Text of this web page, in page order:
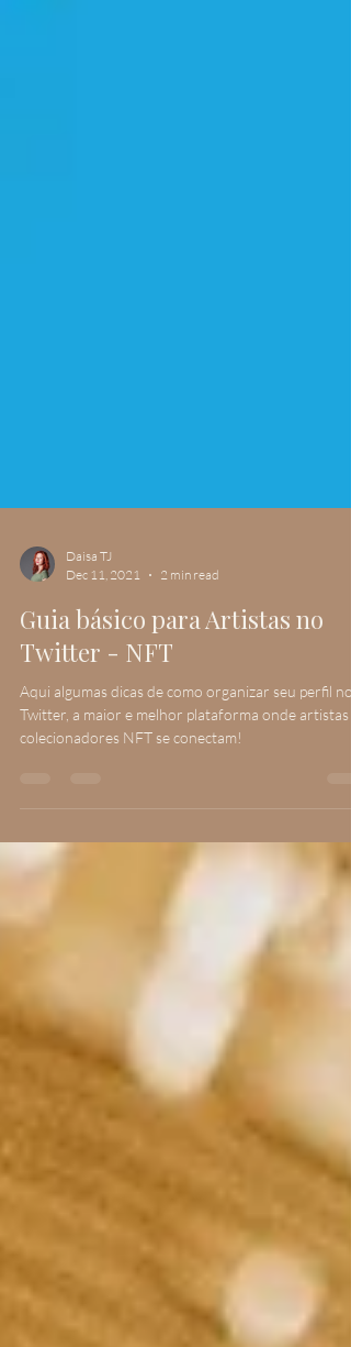
Daisa TJ
Dec 11, 2021
2 min read
Guia básico para Artistas no
Twitter - NFT
Aqui algumas dicas de como organizar seu perfil no